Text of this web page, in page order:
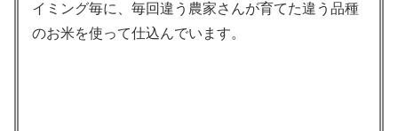
イミング毎に、毎回違う農家さんが育てた違う品種
のお米を使って仕込んでいます。